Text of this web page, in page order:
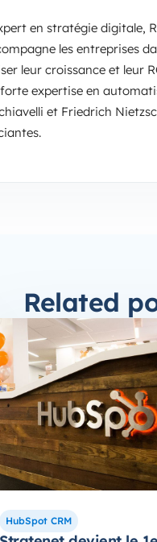
en stratégie digitale,
les entreprises
leur croissance et leur
expertise en
et Friedrich
Related
HubSpot CRM